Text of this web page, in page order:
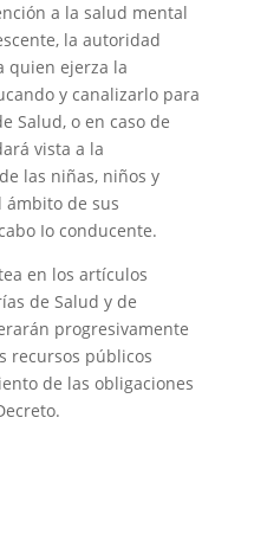
a la salud mental
la autoridad
quien ejerza la
y canalizarlo para
Salud, o en caso de
vista a la
las niñas, niños y
ámbito de sus
Io conducente.
en los artículos
de Salud y de
progresivamente
recursos públicos
de las obligaciones